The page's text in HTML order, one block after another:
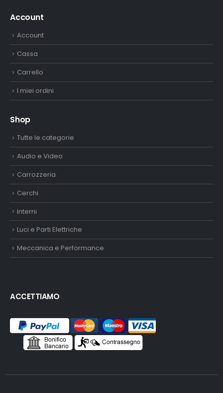
Account
Account
Cassa
Carrello
I miei ordini
Shop
Tutte le categorie
Audio e Video
Carrozzeria
Cerchi
Interni
Luci e Parti Elettriche
Meccanica e Performance
ACCETTIAMO